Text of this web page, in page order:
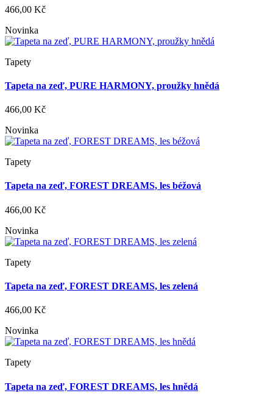
466,00 Kč
Novinka
Tapety
Tapeta na zeď, PURE HARMONY, proužky hnědá
466,00 Kč
Novinka
Tapety
Tapeta na zeď, FOREST DREAMS, les béžová
466,00 Kč
Novinka
Tapety
Tapeta na zeď, FOREST DREAMS, les zelená
466,00 Kč
Novinka
Tapety
Tapeta na zeď, FOREST DREAMS, les hnědá